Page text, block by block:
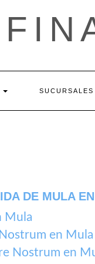
DE MULA
Mula
en Mula
Nostrum en